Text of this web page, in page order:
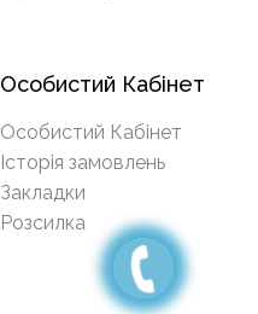
Особистий Кабінет
Особистий Кабінет
Історія замовлень
Закладки
Розсилка